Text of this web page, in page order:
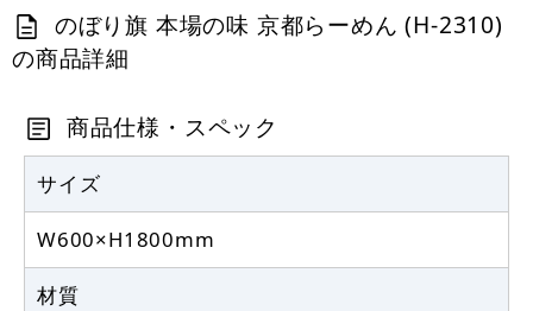
定番のぼり竿 オリジナルのぼりポール
367円 税抜
注水型マルチのぼりスタンド 20L
のぼり旗 本場の味 京都らーめん (H-2310)
の商品詳細
商品仕様・スペック
サイズ
W600×H1800mm
材質